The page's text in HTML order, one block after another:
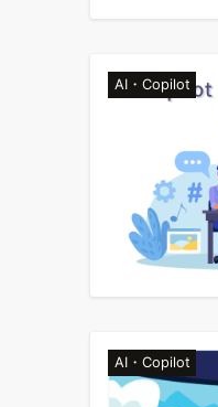
AI・Copilot
AI・Copilot